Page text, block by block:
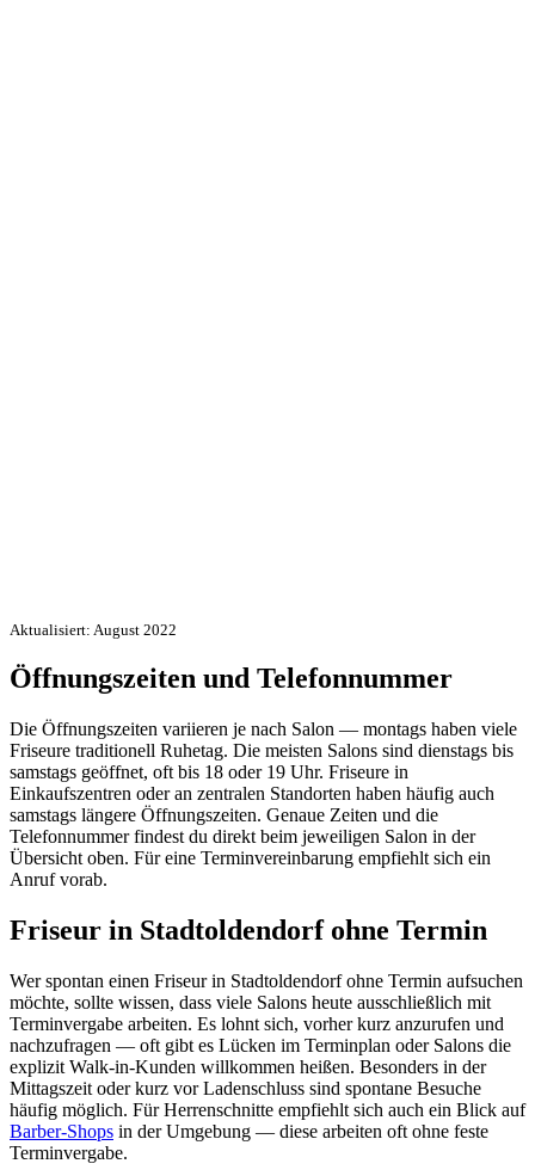
Aktualisiert: August 2022
Öffnungszeiten und Telefonnummer
Die Öffnungszeiten variieren je nach Salon — montags haben viele
Friseure traditionell Ruhetag. Die meisten Salons sind dienstags bis
samstags geöffnet, oft bis 18 oder 19 Uhr. Friseure in
Einkaufszentren oder an zentralen Standorten haben häufig auch
samstags längere Öffnungszeiten. Genaue Zeiten und die
Telefonnummer findest du direkt beim jeweiligen Salon in der
Übersicht oben. Für eine Terminvereinbarung empfiehlt sich ein
Anruf vorab.
Friseur in Stadtoldendorf ohne Termin
Wer spontan einen Friseur in Stadtoldendorf ohne Termin aufsuchen
möchte, sollte wissen, dass viele Salons heute ausschließlich mit
Terminvergabe arbeiten. Es lohnt sich, vorher kurz anzurufen und
nachzufragen — oft gibt es Lücken im Terminplan oder Salons die
explizit Walk-in-Kunden willkommen heißen. Besonders in der
Mittagszeit oder kurz vor Ladenschluss sind spontane Besuche
häufig möglich. Für Herrenschnitte empfiehlt sich auch ein Blick auf
Barber-Shops in der Umgebung — diese arbeiten oft ohne feste
Terminvergabe.